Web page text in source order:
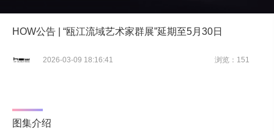
HOW公告 | “瓯江流域艺术家群展”延期至5月30日
2026-03-09 18:16:41 浏览：151
图集介绍